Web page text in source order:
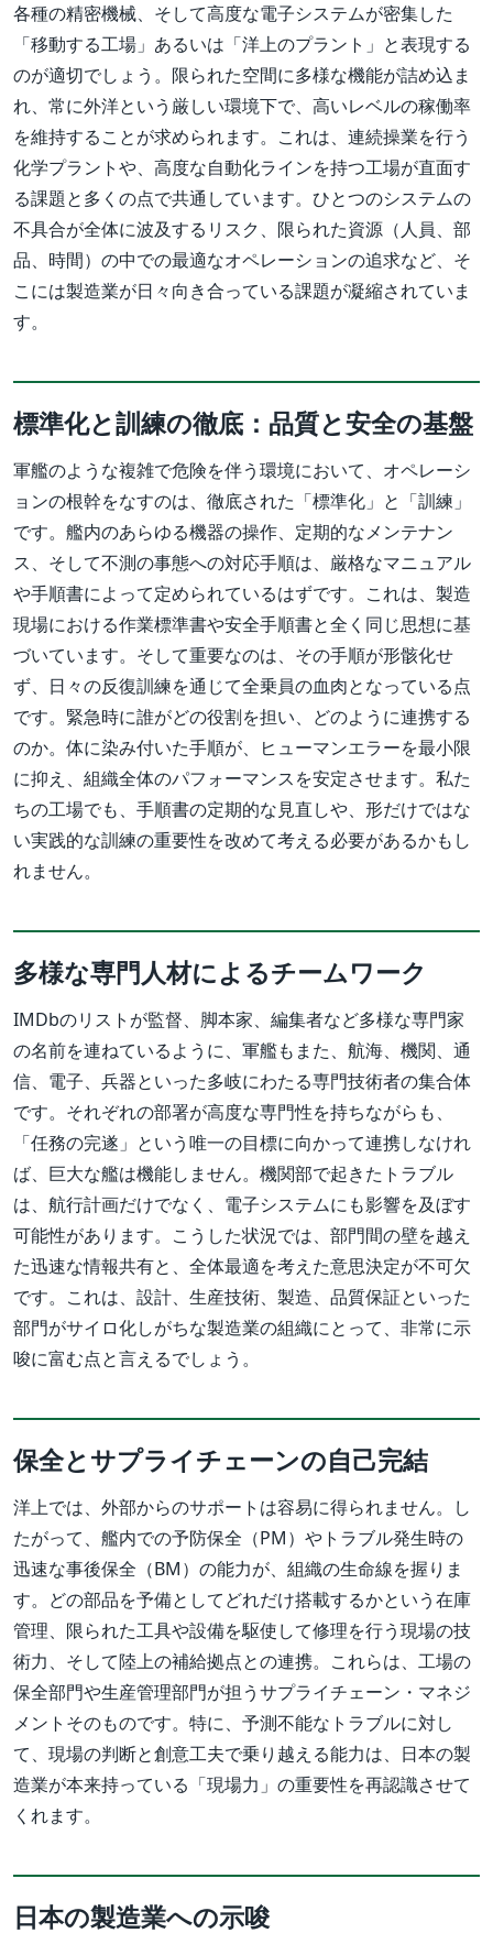
各種の精密機械、そして高度な電子システムが密集した
「移動する工場」あるいは「洋上のプラント」と表現する
のが適切でしょう。限られた空間に多様な機能が詰め込ま
れ、常に外洋という厳しい環境下で、高いレベルの稼働率
を維持することが求められます。これは、連続操業を行う
化学プラントや、高度な自動化ラインを持つ工場が直面す
る課題と多くの点で共通しています。ひとつのシステムの
不具合が全体に波及するリスク、限られた資源（人員、部
品、時間）の中での最適なオペレーションの追求など、そ
こには製造業が日々向き合っている課題が凝縮されていま
す。
標準化と訓練の徹底：品質と安全の基盤
軍艦のような複雑で危険を伴う環境において、オペレーシ
ョンの根幹をなすのは、徹底された「標準化」と「訓練」
です。艦内のあらゆる機器の操作、定期的なメンテナン
ス、そして不測の事態への対応手順は、厳格なマニュアル
や手順書によって定められているはずです。これは、製造
現場における作業標準書や安全手順書と全く同じ思想に基
づいています。そして重要なのは、その手順が形骸化せ
ず、日々の反復訓練を通じて全乗員の血肉となっている点
です。緊急時に誰がどの役割を担い、どのように連携する
のか。体に染み付いた手順が、ヒューマンエラーを最小限
に抑え、組織全体のパフォーマンスを安定させます。私た
ちの工場でも、手順書の定期的な見直しや、形だけではな
い実践的な訓練の重要性を改めて考える必要があるかもし
れません。
多様な専門人材によるチームワーク
IMDbのリストが監督、脚本家、編集者など多様な専門家
の名前を連ねているように、軍艦もまた、航海、機関、通
信、電子、兵器といった多岐にわたる専門技術者の集合体
です。それぞれの部署が高度な専門性を持ちながらも、
「任務の完遂」という唯一の目標に向かって連携しなけれ
ば、巨大な艦は機能しません。機関部で起きたトラブル
は、航行計画だけでなく、電子システムにも影響を及ぼす
可能性があります。こうした状況では、部門間の壁を越え
た迅速な情報共有と、全体最適を考えた意思決定が不可欠
です。これは、設計、生産技術、製造、品質保証といった
部門がサイロ化しがちな製造業の組織にとって、非常に示
唆に富む点と言えるでしょう。
保全とサプライチェーンの自己完結
洋上では、外部からのサポートは容易に得られません。し
たがって、艦内での予防保全（PM）やトラブル発生時の
迅速な事後保全（BM）の能力が、組織の生命線を握りま
す。どの部品を予備としてどれだけ搭載するかという在庫
管理、限られた工具や設備を駆使して修理を行う現場の技
術力、そして陸上の補給拠点との連携。これらは、工場の
保全部門や生産管理部門が担うサプライチェーン・マネジ
メントそのものです。特に、予測不能なトラブルに対し
て、現場の判断と創意工夫で乗り越える能力は、日本の製
造業が本来持っている「現場力」の重要性を再認識させて
くれます。
日本の製造業への示唆